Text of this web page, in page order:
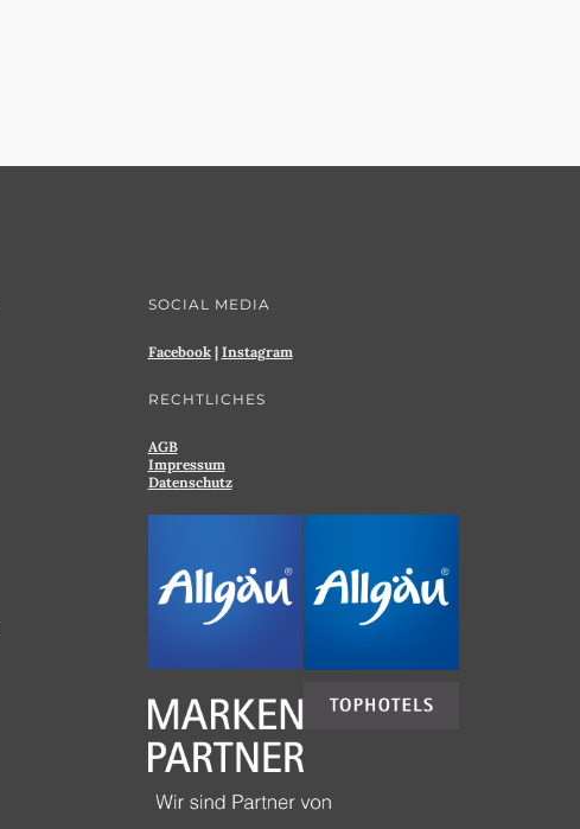
SOCIAL MEDIA
Facebook| Instagram
RECHTLICHES
AGB
Impressum
Datenschutz